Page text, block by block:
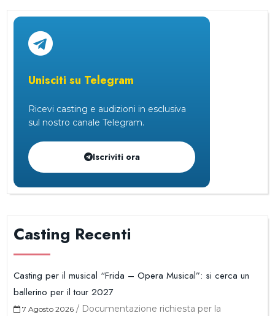
Unisciti su Telegram
Ricevi casting e audizioni in esclusiva
sul nostro canale Telegram.
Iscriviti ora
Casting Recenti
Casting per il musical “Frida – Opera Musical”: si cerca un
ballerino per il tour 2027
7 Agosto 2026 / Documentazione richiesta per la